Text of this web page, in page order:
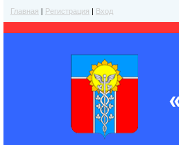
Главная | Регистрация | Вход